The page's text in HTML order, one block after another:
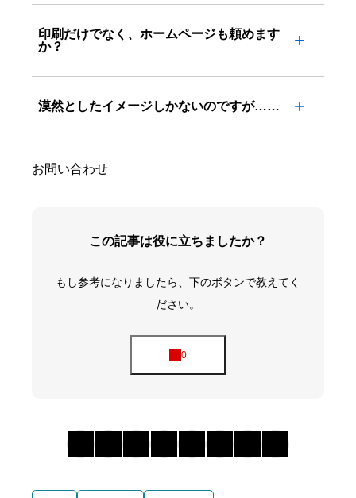
印刷だけでなく、ホームページも頼めます
か？
漠然としたイメージしかないのですが……
お問い合わせ
この記事は役に立ちましたか？
もし参考になりましたら、下のボタンで教えてく
ださい。